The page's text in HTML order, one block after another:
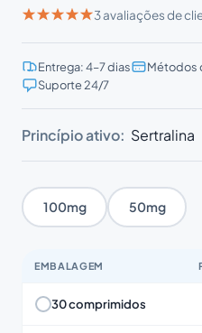
3 avaliações de
Entrega: 4–7 dias
Métodos
Suporte 24/7
Princípio ativo: Sertralina
100mg 50mg
EMBALAGEM
30 comprimidos